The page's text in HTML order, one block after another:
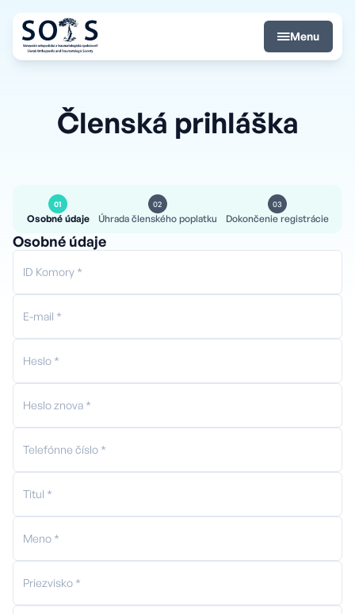
Menu
Členská prihláška
Osobné údaje Úhrada členského poplatku Dokončenie registrácie
Osobné údaje
ID Komory *
E-mail *
Heslo *
Heslo znova *
Telefónne číslo *
Titul *
Meno *
Priezvisko *